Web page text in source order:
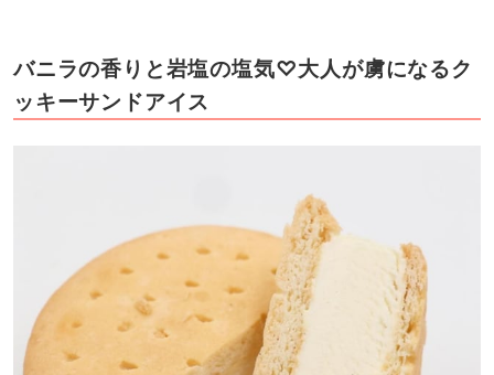
バニラの香りと岩塩の塩気♡大人が虜になるク
ッキーサンドアイス